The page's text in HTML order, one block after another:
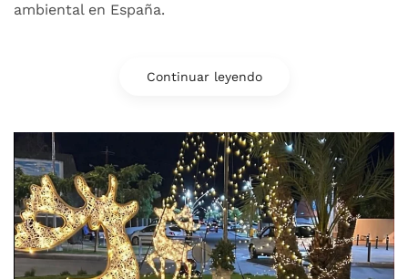
ambiental en España.
Continuar leyendo